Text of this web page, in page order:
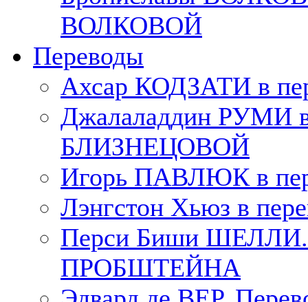
ВОЛКОВОЙ
Переводы
Ахсар КОДЗАТИ в
Джалаладдин РУМИ
БЛИЗНЕЦОВОЙ
Игорь ПАВЛЮК в
Лэнгстон Хьюз в
Перси Биши ШЕЛЛИ.
ПРОБШТЕЙНА